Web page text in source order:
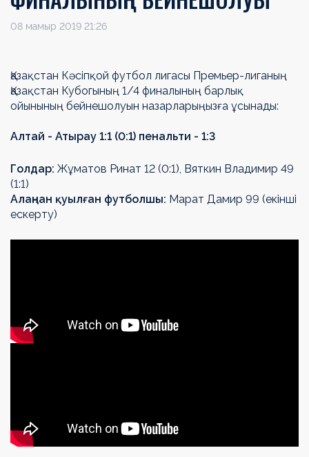
08 мамыр 2019 21:26
Қазақстан Кәсіпқой футбол лигасы Премьер-лиганың
Қазақстан Кубогының 1/4 финалының барлық
ойынының бейнешолуын назарларыңызға ұсынады:
Алтай - Атырау 1:1 (0:1) пенальти - 1:3
Голдар: Жұматов Ринат 12 (0:1), Вяткин Владимир 49
(1:1)
Алаңнан қуылған футболшы: Марат Дамир 99 (екінші
ескерту)